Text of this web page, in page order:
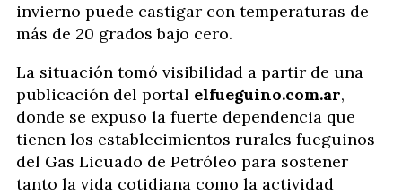
invierno puede castigar con temperaturas de
más de 20 grados bajo cero.
La situación tomó visibilidad a partir de una
publicación del portal elfueguino.com.ar,
donde se expuso la fuerte dependencia que
tienen los establecimientos rurales fueguinos
del Gas Licuado de Petróleo para sostener
tanto la vida cotidiana como la actividad